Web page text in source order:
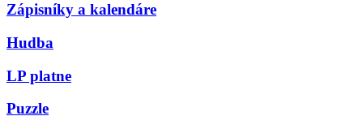
Zápisníky a kalendáre
Hudba
LP platne
Puzzle